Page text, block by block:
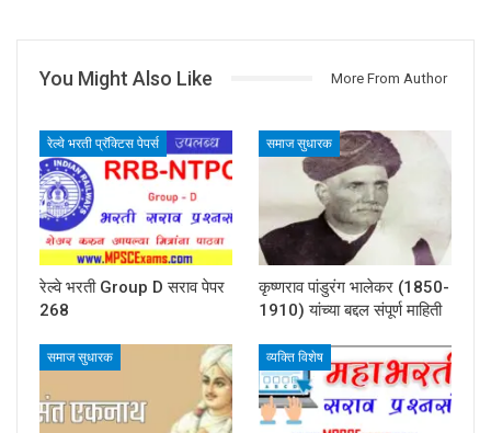
You Might Also Like More From Author
रेल्वे भरती प्रॅक्टिस पेपर्स
रेल्वे भरती Group D सराव पेपर
268
समाज सुधारक
कृष्णराव पांडुरंग भालेकर (1850-
1910) यांच्या बद्दल संपूर्ण माहिती
समाज सुधारक व्यक्ति विशेष